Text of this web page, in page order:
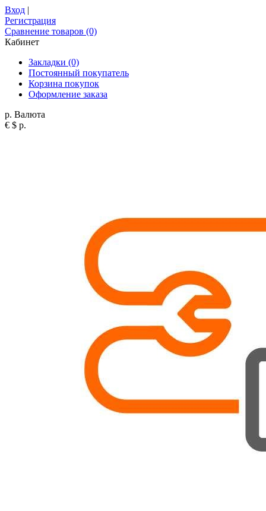
Вход |
Регистрация
Сравнение товаров (0)
Кабинет
Закладки (0)
Постоянный покупатель
Корзина покупок
Оформление заказа
р. Валюта
€ $ р.